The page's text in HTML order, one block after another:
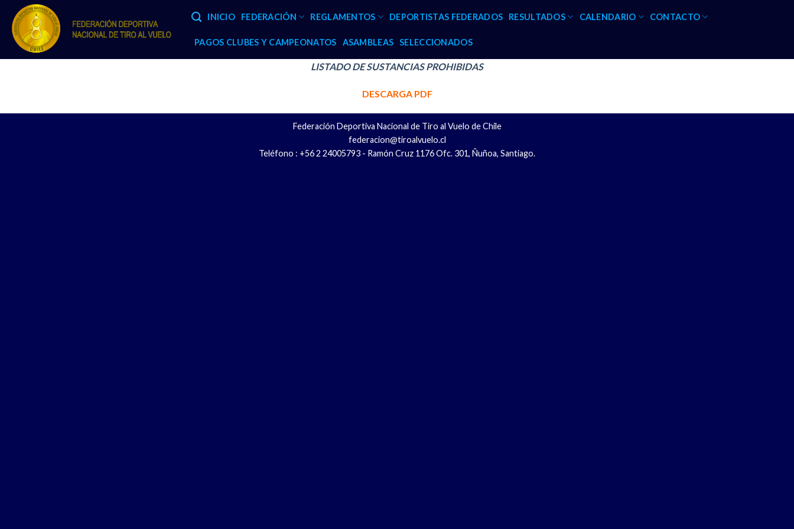
content
INICIO FEDERACIÓN REGLAMENTOS DEPORTISTAS FEDERADOS RESULTADOS CALENDARIO CONTACTO
PAGOS CLUBES Y CAMPEONATOS ASAMBLEAS SELECCIONADOS
LISTADO DE SUSTANCIAS PROHIBIDAS
DESCARGA PDF
Federación Deportiva Nacional de Tiro al Vuelo de Chile
federacion@tiroalvuelo.cl
Teléfono : +56 2 24005793 - Ramón Cruz 1176 Ofc. 301, Ñuñoa, Santiago.